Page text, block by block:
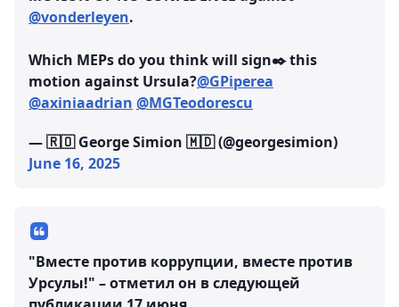
@vonderleyen.
Which MEPs do you think will sign✒️ this
motion against Ursula?@GPiperea
@axiniaadrian @MGTeodorescu
— 🇷🇴 George Simion 🇲🇩 (@georgesimion)
June 16, 2025
"Вместе против коррупции, вместе против
Урсулы!" – отметил он в следующей